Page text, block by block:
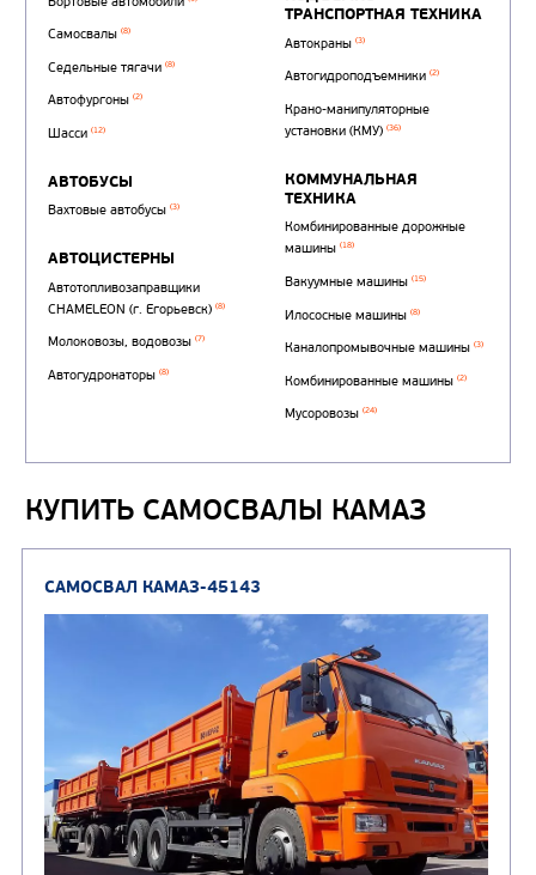
ГРУЗОВЫЕ АВТОМОБИЛИ
Седельные тягачи
Шасси
АВТОЦИСТЕРНЫ
Автотопливозаправщики
CHAMELEON (г. Егорьевск)(8)
Молоковозы, водовозы(7)
аэродромные
сжиженного
Нефтепромысловые
ПОДЪЕМНО-
Автокраны(3)
Крано-
КОММУНАЛЬНАЯ
ТЕХНИКА
Комбинированные
машины(18)
Вакуумные машины
Илососные машины
Каналопромывочные
КУПИТЬ САМОСВАЛЫ КАМАЗ